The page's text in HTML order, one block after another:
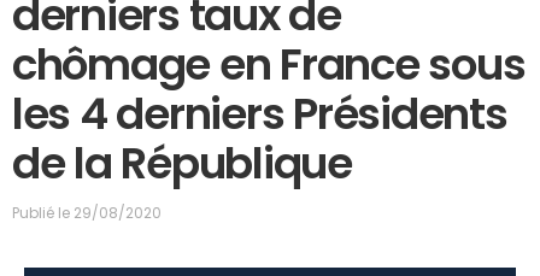
o
e
derniers taux de
chômage en France sous
les 4 derniers Présidents
de la République
Publié le 29/08/2020